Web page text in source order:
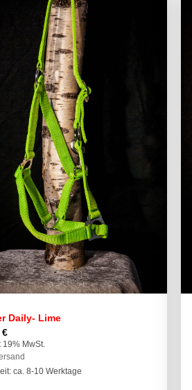
Daily- Lime
€
19% MwSt.
ca. 8-10 Werktage